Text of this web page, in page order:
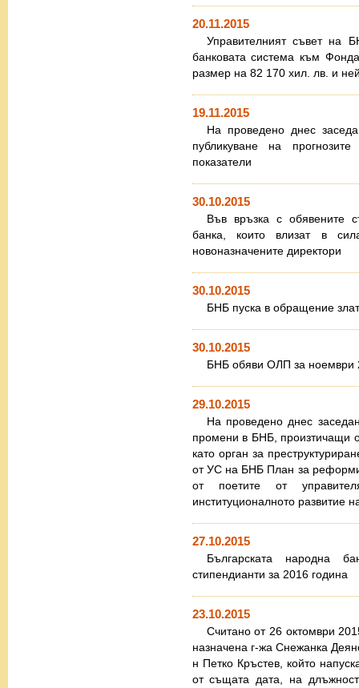
20.11.2015
Управителният съвет на
банковата система към
размер на 82 170 хил. лв. и
19.11.2015
На проведено днес
публикуване на
показатели
30.10.2015
Във връзка с обявените
банка, които влизат в
новоназначените директори
30.10.2015
БНБ пуска в обращение
30.10.2015
БНБ обяви ОЛП за ноември
29.10.2015
На проведено днес
промени в БНБ, произтичащи
като орган за
от УС на БНБ План за
от поетите от
институционалното развитие
27.10.2015
Българската народна
стипендианти за 2016 година
23.10.2015
Считано от 26 октомври
назначена г-жа Снежанка
н Петко Кръстев, който
от същата дата, на